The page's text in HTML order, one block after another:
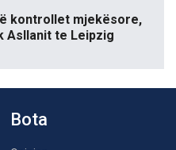
kontrollet mjekësore,
Asllanit te Leipzig
Bota